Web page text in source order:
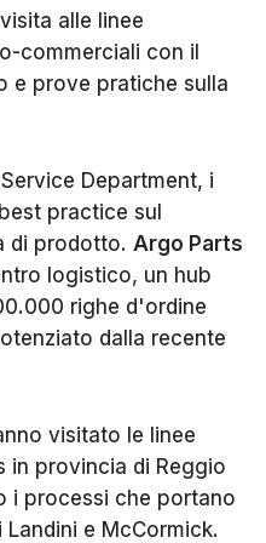
alle linee
commerciali con il
e prove pratiche sulla
Department, i
practice sul
di prodotto. Argo Parts
logistico, un hub
righe d'ordine
dalla recente
visitato le linee
in provincia di Reggio
i processi che portano
e McCormick.